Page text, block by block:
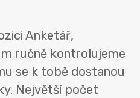
Anketář,
ručně kontrolujeme
se k tobě dostanou
Největší počet